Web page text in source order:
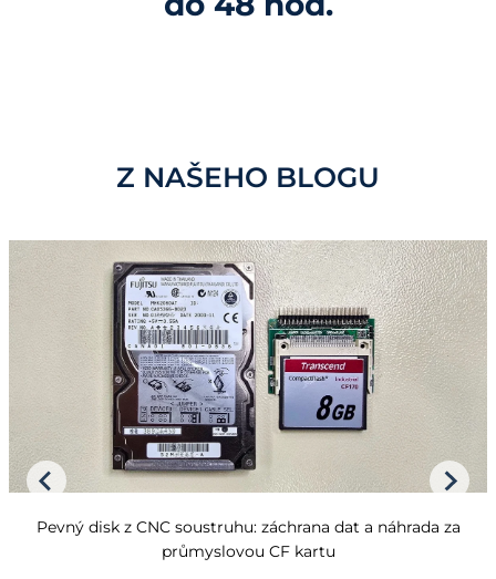
Z NAŠEHO BLOGU
Pevný disk z CNC soustruhu: záchrana dat a náhrada za
průmyslovou CF kartu